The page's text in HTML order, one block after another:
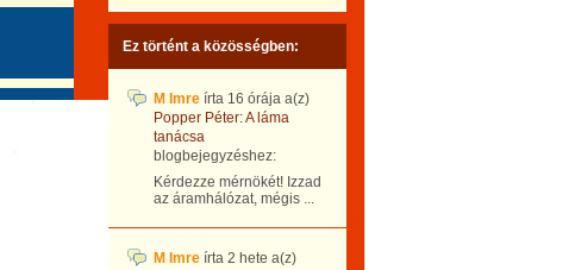
Ez történt a közösségben:
M Imre írta 16 órája a(z)
Popper Péter: A láma
tanácsa
blogbejegyzéshez:
Kérdezze mérnökét! Izzad
az áramhálózat, mégis ...
M Imre írta 2 hete a(z)